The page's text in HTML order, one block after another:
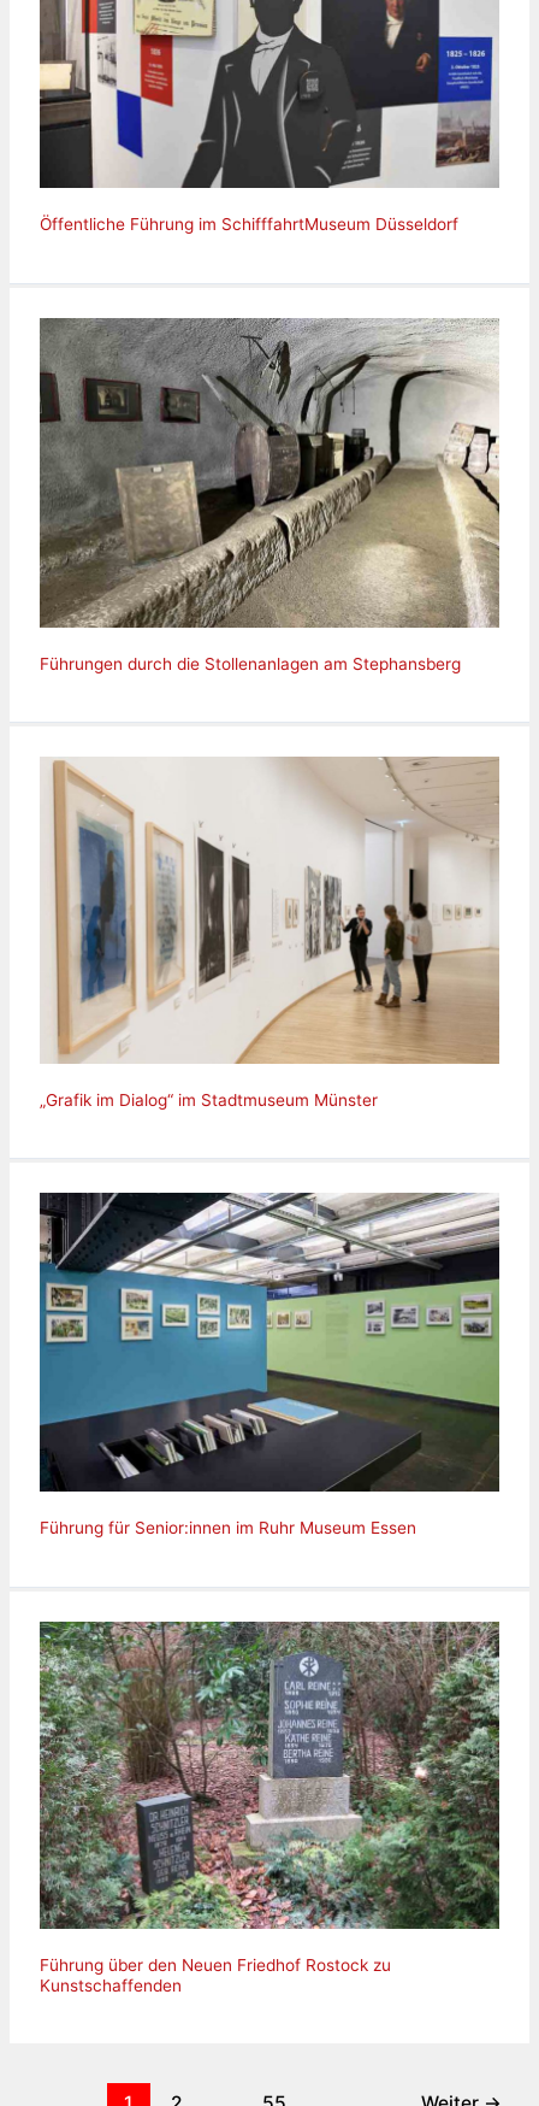
Öffentliche Führung im SchifffahrtMuseum Düsseldorf
Führungen durch die Stollenanlagen am Stephansberg
„Grafik im Dialog“ im Stadtmuseum Münster
Führung für Senior:innen im Ruhr Museum Essen
Führung über den Neuen Friedhof Rostock zu
Kunstschaffenden